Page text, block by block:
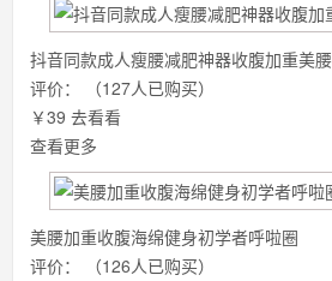
抖音同款成人瘦腰减肥神器收腹加重美
评价：
（127人已购买）
￥39 去看看
查看更多
美腰加重收腹海绵健身初学者呼啦圈
评价：
（126人已购买）